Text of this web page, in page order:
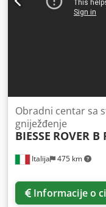
Italija 475 km
Obradni centar sa
gniježđenje
BIESSE ROVER B
Informacije o